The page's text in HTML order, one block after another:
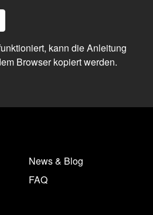
kann die Anleitung
Browser kopiert werden.
News & Blog
FAQ